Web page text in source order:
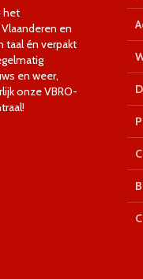
het
en
taal én verpakt
en weer,
onze VBRO-